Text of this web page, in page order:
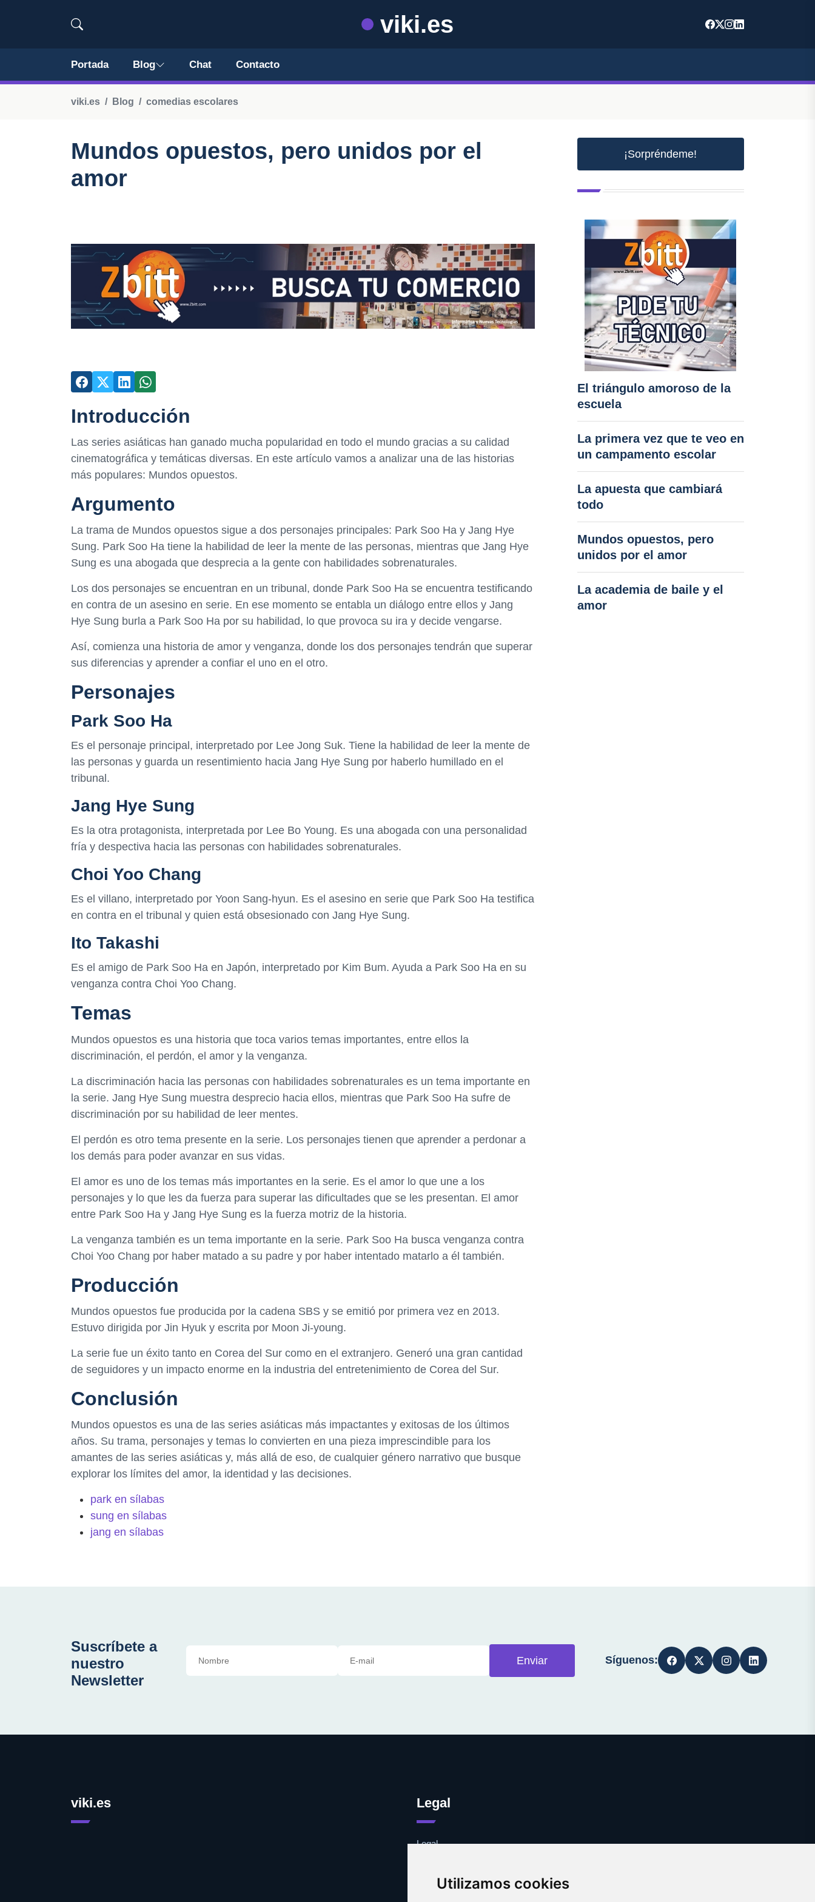
Utilizamos cookies
viki.es
Portada Blog Chat Contacto
viki.es Blog comedias escolares
Mundos opuestos, pero unidos por el
amor
Introducción
Las series asiáticas han ganado mucha popularidad en todo el mundo gracias a su calidad
cinematográfica y temáticas diversas. En este artículo vamos a analizar una de las historias
más populares: Mundos opuestos.
Argumento
La trama de Mundos opuestos sigue a dos personajes principales: Park Soo Ha y Jang Hye
Sung. Park Soo Ha tiene la habilidad de leer la mente de las personas, mientras que Jang Hye
Sung es una abogada que desprecia a la gente con habilidades sobrenaturales.
Los dos personajes se encuentran en un tribunal, donde Park Soo Ha se encuentra testificando
en contra de un asesino en serie. En ese momento se entabla un diálogo entre ellos y Jang
Hye Sung burla a Park Soo Ha por su habilidad, lo que provoca su ira y decide vengarse.
Así, comienza una historia de amor y venganza, donde los dos personajes tendrán que superar
sus diferencias y aprender a confiar el uno en el otro.
Personajes
Park Soo Ha
Es el personaje principal, interpretado por Lee Jong Suk. Tiene la habilidad de leer la mente de
las personas y guarda un resentimiento hacia Jang Hye Sung por haberlo humillado en el
tribunal.
Jang Hye Sung
Es la otra protagonista, interpretada por Lee Bo Young. Es una abogada con una personalidad
fría y despectiva hacia las personas con habilidades sobrenaturales.
Choi Yoo Chang
Es el villano, interpretado por Yoon Sang-hyun. Es el asesino en serie que Park Soo Ha testifica
en contra en el tribunal y quien está obsesionado con Jang Hye Sung.
Ito Takashi
Es el amigo de Park Soo Ha en Japón, interpretado por Kim Bum. Ayuda a Park Soo Ha en su
venganza contra Choi Yoo Chang.
Temas
Mundos opuestos es una historia que toca varios temas importantes, entre ellos la
discriminación, el perdón, el amor y la venganza.
La discriminación hacia las personas con habilidades sobrenaturales es un tema importante en
la serie. Jang Hye Sung muestra desprecio hacia ellos, mientras que Park Soo Ha sufre de
discriminación por su habilidad de leer mentes.
El perdón es otro tema presente en la serie. Los personajes tienen que aprender a perdonar a
los demás para poder avanzar en sus vidas.
El amor es uno de los temas más importantes en la serie. Es el amor lo que une a los
personajes y lo que les da fuerza para superar las dificultades que se les presentan. El amor
entre Park Soo Ha y Jang Hye Sung es la fuerza motriz de la historia.
La venganza también es un tema importante en la serie. Park Soo Ha busca venganza contra
Choi Yoo Chang por haber matado a su padre y por haber intentado matarlo a él también.
Producción
Mundos opuestos fue producida por la cadena SBS y se emitió por primera vez en 2013.
Estuvo dirigida por Jin Hyuk y escrita por Moon Ji-young.
La serie fue un éxito tanto en Corea del Sur como en el extranjero. Generó una gran cantidad
de seguidores y un impacto enorme en la industria del entretenimiento de Corea del Sur.
Conclusión
Mundos opuestos es una de las series asiáticas más impactantes y exitosas de los últimos
años. Su trama, personajes y temas lo convierten en una pieza imprescindible para los
amantes de las series asiáticas y, más allá de eso, de cualquier género narrativo que busque
explorar los límites del amor, la identidad y las decisiones.
park en sílabas
sung en sílabas
jang en sílabas
¡Sorpréndeme!
El triángulo amoroso de la
escuela
La primera vez que te veo en
un campamento escolar
La apuesta que cambiará
todo
Mundos opuestos, pero
unidos por el amor
La academia de baile y el
amor
Suscríbete a
nuestro
Newsletter
Enviar Síguenos:
viki.es Legal
Legal
Contacto